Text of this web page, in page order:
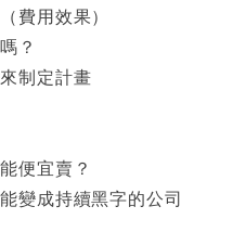
費用效果）
？
制定計畫
便宜賣？
變成持續黑字的公司